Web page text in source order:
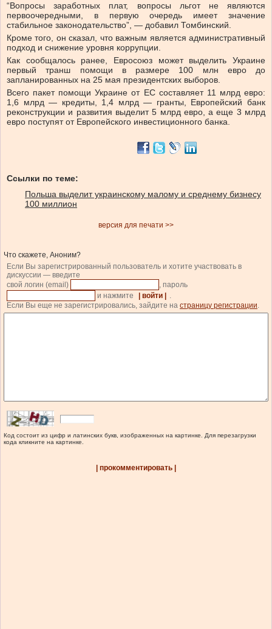
“Вопросы заработных плат, вопросы льгот не являются
первоочередными, в первую очередь имеет значение
стабильное законодательство”, — добавил Томбинский.
Кроме того, он сказал, что важным является административный
подход и снижение уровня коррупции.
Как сообщалось ранее, Евросоюз может выделить Украине
первый транш помощи в размере 100 млн евро до
запланированных на 25 мая президентских выборов.
Всего пакет помощи Украине от ЕС составляет 11 млрд евро:
1,6 млрд — кредиты, 1,4 млрд — гранты, Европейский банк
реконструкции и развития выделит 5 млрд евро, а еще 3 млрд
евро поступят от Европейского инвестиционного банка.
Ссылки по теме:
Польша выделит украинскому малому и среднему бизнесу
100 миллион
версия для печати >>
Что скажете, Аноним?
Если Вы зарегистрированный пользователь и хотите участвовать в
дискуссии — введите
свой логин (email)
, пароль
и нажмите
| войти |
.
Если Вы еще не зарегистрировались, зайдите на страницу регистрации.
Код состоит из цифр и латинских букв, изображенных на картинке. Для перезагрузки
кода кликните на картинке.
| прокомментировать |